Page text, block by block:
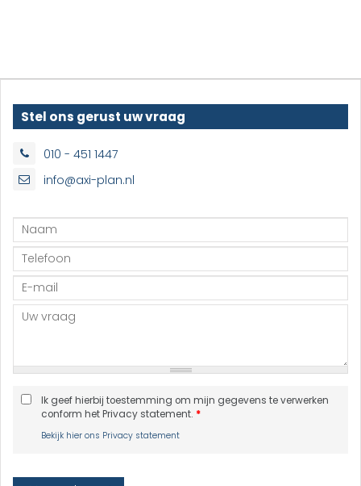
Stel ons gerust uw vraag
010 - 451 1447
info@axi-plan.nl
Ik geef hierbij toestemming om mijn gegevens te verwerken
conform het Privacy statement. *
Bekijk hier ons Privacy statement